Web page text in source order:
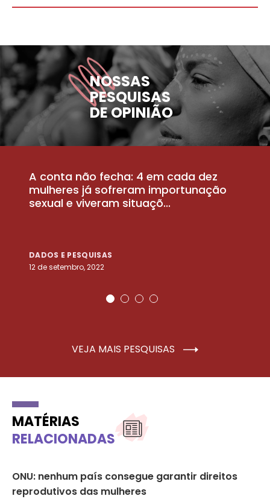
NOSSAS
PESQUISAS
DE OPINIÃO
A conta não fecha: 4 em cada dez
mulheres já sofreram importunação
sexual e viveram situaçõ...
DADOS E PESQUISAS
12 de setembro, 2022
VEJA MAIS PESQUISAS
MATÉRIAS
RELACIONADAS
ONU: nenhum país consegue garantir direitos
reprodutivos das mulheres